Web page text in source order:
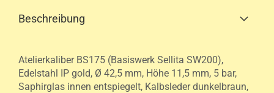
Beschreibung
Atelierkaliber BS175 (Basiswerk Sellita SW200),
Edelstahl IP gold, Ø 42,5 mm, Höhe 11,5 mm, 5 bar,
Saphirglas innen entspiegelt, Kalbsleder dunkelbraun,